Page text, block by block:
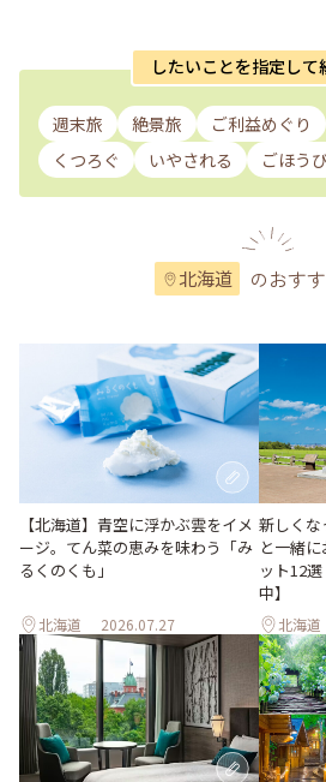
したいことを指定して
週末旅 絶景旅 ご利益めぐり
くつろぐ
いやされる ごほう
北海道 のおす
【北海道】青空に浮かぶ雲をイメ
ージ。てん菜の恵みを味わう「み
るくのくも」
北海道 2026.07.27
新しくな
と一緒
ット12
中】
北海道